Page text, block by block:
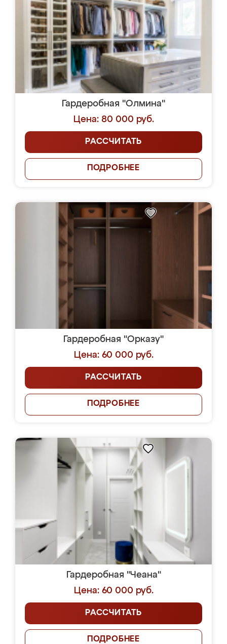
Гардеробная "Олмина"
Цена: 80 000 руб.
РАССЧИТАТЬ
ПОДРОБНЕЕ
Гардеробная "Орказу"
Цена: 60 000 руб.
РАССЧИТАТЬ
ПОДРОБНЕЕ
Гардеробная "Чеана"
Цена: 60 000 руб.
РАССЧИТАТЬ
ПОДРОБНЕЕ